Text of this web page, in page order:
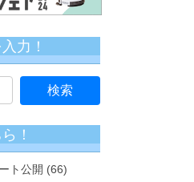
力！
！
ト公開 (66)